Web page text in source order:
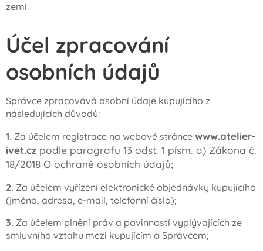
zemí.
Účel zpracování
osobních údajů
Správce zpracovává osobní údaje kupujícího z
následujících důvodů:
1. Za účelem registrace na webové stránce www.atelier-
ivet.cz podle paragrafu 13 odst. 1 písm. a) Zákona č.
18/2018 O ochraně osobních údajů;
2. Za účelem vyřízení elektronické objednávky kupujícího
(jméno, adresa, e-mail, telefonní číslo);
3. Za účelem plnění práv a povinností vyplývajících ze
smluvního vztahu mezi kupujícím a Správcem;